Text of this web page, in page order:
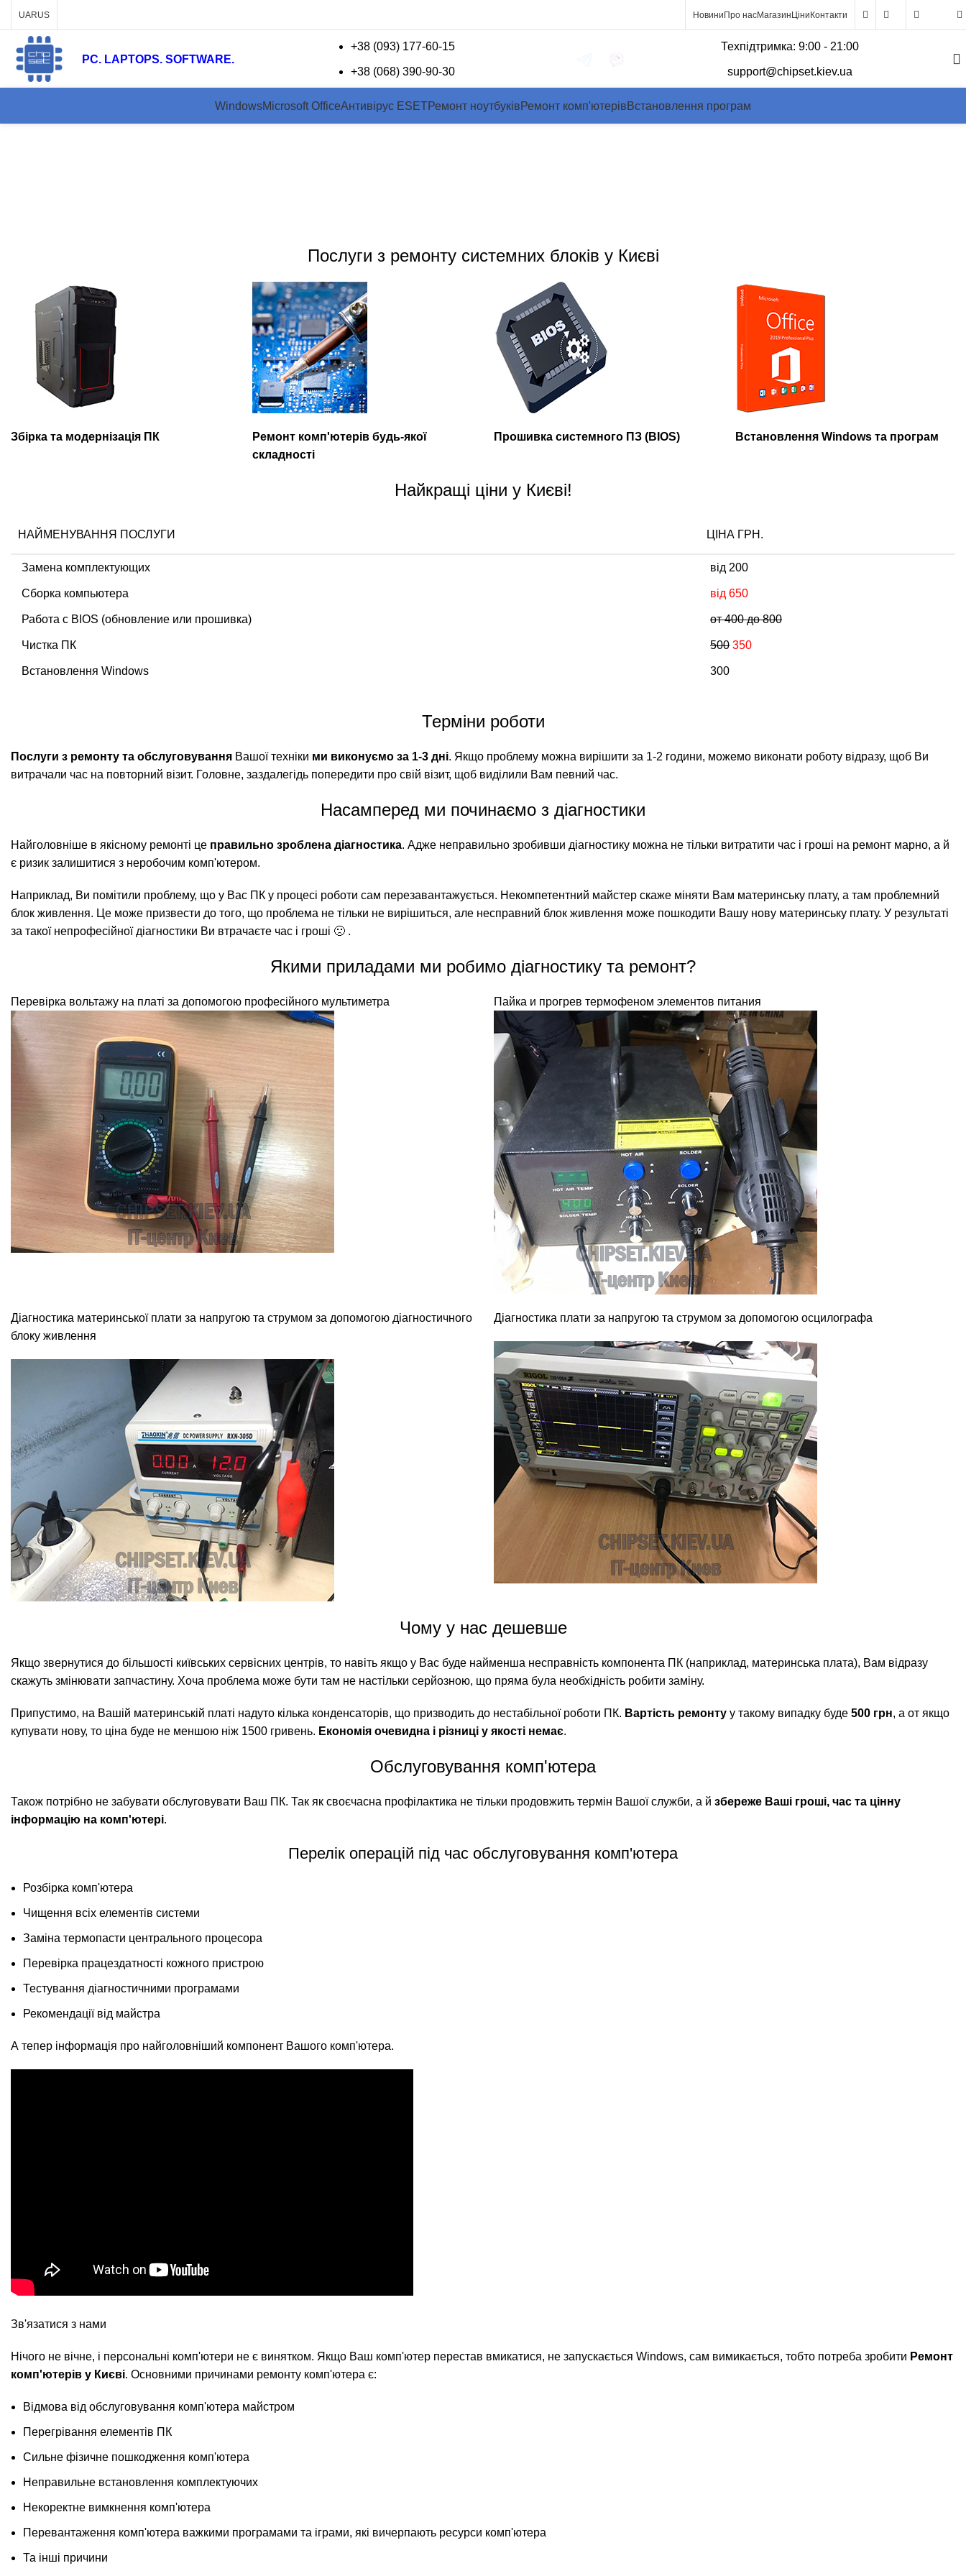
UARUS НовиниПро насМагазинЦіниКонтакти
PC. LAPTOPS. SOFTWARE.
+38 (093) 177-60-15
+38 (068) 390-90-30
Техпідтримка: 9:00 - 21:00
support@chipset.kiev.ua
WindowsMicrosoft OfficeАнтивірус ESETРемонт ноутбуківРемонт комп'ютерівВстановлення програм
Послуги з ремонту системних блоків у Києві
Збірка та модернізація ПК
Ремонт комп'ютерів будь-якої
складності
Прошивка системного ПЗ (BIOS) Встановлення Windows та програм
Найкращі ціни у Києві!
НАЙМЕНУВАННЯ ПОСЛУГИ ЦІНА ГРН.
Замена комплектующих від 200
Сборка компьютера від 650
Работа с BIOS (обновление или прошивка) от 400 до 800
Чистка ПК 500 350
Встановлення Windows 300
Терміни роботи
Послуги з ремонту та обслуговування Вашої техніки ми виконуємо за 1-3 дні. Якщо проблему можна вирішити за 1-2 години, можемо виконати роботу відразу, щоб Ви
витрачали час на повторний візит. Головне, заздалегідь попередити про свій візит, щоб виділили Вам певний час.
Насамперед ми починаємо з діагностики
Найголовніше в якісному ремонті це правильно зроблена діагностика. Адже неправильно зробивши діагностику можна не тільки витратити час і гроші на ремонт марно, а й
є ризик залишитися з неробочим комп'ютером.
Наприклад, Ви помітили проблему, що у Вас ПК у процесі роботи сам перезавантажується. Некомпетентний майстер скаже міняти Вам материнську плату, а там проблемний
блок живлення. Це може призвести до того, що проблема не тільки не вирішиться, але несправний блок живлення може пошкодити Вашу нову материнську плату. У результаті
за такої непрофесійної діагностики Ви втрачаєте час і гроші 🙁 .
Якими приладами ми робимо діагностику та ремонт?
Перевірка вольтажу на платі за допомогою професійного мультиметра Пайка и прогрев термофеном элементов питания
Діагностика материнської плати за напругою та струмом за допомогою діагностичного
блоку живлення
Діагностика плати за напругою та струмом за допомогою осцилографа
Чому у нас дешевше
Якщо звернутися до більшості київських сервісних центрів, то навіть якщо у Вас буде найменша несправність компонента ПК (наприклад, материнська плата), Вам відразу
скажуть змінювати запчастину. Хоча проблема може бути там не настільки серйозною, що пряма була необхідність робити заміну.
Припустимо, на Вашій материнській платі надуто кілька конденсаторів, що призводить до нестабільної роботи ПК. Вартість ремонту у такому випадку буде 500 грн, а от якщо
купувати нову, то ціна буде не меншою ніж 1500 гривень. Економія очевидна і різниці у якості немає.
Обслуговування комп'ютера
Також потрібно не забувати обслуговувати Ваш ПК. Так як своєчасна профілактика не тільки продовжить термін Вашої служби, а й збереже Ваші гроші, час та цінну
інформацію на комп'ютері.
Перелік операцій під час обслуговування комп'ютера
Розбірка комп'ютера
Чищення всіх елементів системи
Заміна термопасти центрального процесора
Перевірка працездатності кожного пристрою
Тестування діагностичними програмами
Рекомендації від майстра
А тепер інформація про найголовніший компонент Вашого комп'ютера.
Зв'язатися з нами
Нічого не вічне, і персональні комп'ютери не є винятком. Якщо Ваш комп'ютер перестав вмикатися, не запускається Windows, сам вимикається, тобто потреба зробити Ремонт
комп'ютерів у Києві. Основними причинами ремонту комп'ютера є:
Відмова від обслуговування комп'ютера майстром
Перегрівання елементів ПК
Сильне фізичне пошкодження комп'ютера
Неправильне встановлення комплектуючих
Некоректне вимкнення комп'ютера
Перевантаження комп'ютера важкими програмами та іграми, які вичерпають ресурси комп'ютера
Та інші причини